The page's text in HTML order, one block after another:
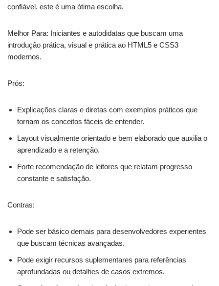
confiável, este é uma ótima escolha.
Melhor Para: Iniciantes e autodidatas que buscam uma
introdução prática, visual e prática ao HTML5 e CSS3
modernos.
Prós:
Explicações claras e diretas com exemplos práticos que
tornam os conceitos fáceis de entender.
Layout visualmente orientado e bem elaborado que auxilia o
aprendizado e a retenção.
Forte recomendação de leitores que relatam progresso
constante e satisfação.
Contras:
Pode ser básico demais para desenvolvedores experientes
que buscam técnicas avançadas.
Pode exigir recursos suplementares para referências
aprofundadas ou detalhes de casos extremos.